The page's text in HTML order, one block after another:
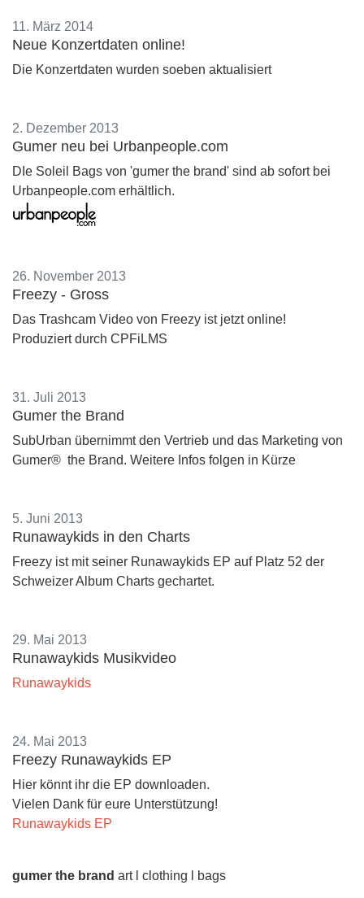
11. März 2014
Neue Konzertdaten online!
Die Konzertdaten wurden soeben aktualisiert
2. Dezember 2013
Gumer neu bei Urbanpeople.com
DIe Soleil Bags von 'gumer the brand' sind ab sofort bei
Urbanpeople.com erhältlich.
26. November 2013
Freezy - Gross
Das Trashcam Video von Freezy ist jetzt online!
Produziert durch CPFiLMS
31. Juli 2013
Gumer the Brand
SubUrban übernimmt den Vertrieb und das Marketing von
Gumer® the Brand. Weitere Infos folgen in Kürze
5. Juni 2013
Runawaykids in den Charts
Freezy ist mit seiner Runawaykids EP auf Platz 52 der
Schweizer Album Charts gechartet.
29. Mai 2013
Runawaykids Musikvideo
Runawaykids
24. Mai 2013
Freezy Runawaykids EP
Hier könnt ihr die EP downloaden.
Vielen Dank für eure Unterstützung!
Runawaykids EP
gumer the brand art l clothing l bags